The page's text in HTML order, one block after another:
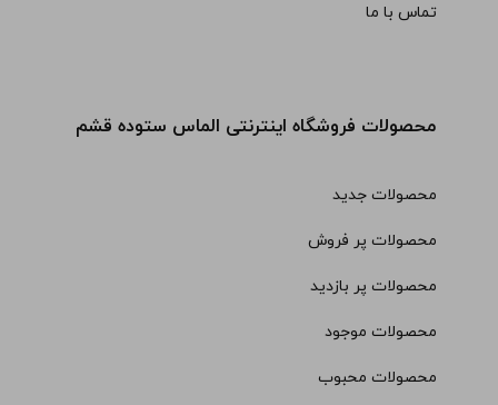
تماس با ما
محصولات فروشگاه اینترنتی الماس ستوده قشم
محصولات جدید
محصولات پر فروش
محصولات پر بازدید
محصولات موجود
محصولات محبوب